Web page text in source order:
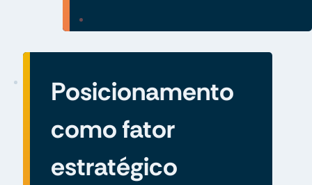
Posicionamento
como fator
estratégico